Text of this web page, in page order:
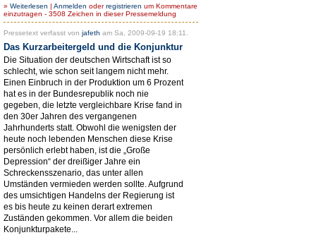
» Weiterlesen | Anmelden oderregistrieren um Kommentare
einzutragen - 3508 Zeichen in dieser Pressemeldung
Pressetext verfasst von jafeth am Sa, 2009-09-19 18:11.
Das Kurzarbeitergeld und die Konjunktur
Die Situation der deutschen Wirtschaft ist so
schlecht, wie schon seit langem nicht mehr.
Einen Einbruch in der Produktion um 6 Prozent
hat es in der Bundesrepublik noch nie
gegeben, die letzte vergleichbare Krise fand in
den 30er Jahren des vergangenen
Jahrhunderts statt. Obwohl die wenigsten der
heute noch lebenden Menschen diese Krise
persönlich erlebt haben, ist die „Große
Depression“ der dreißiger Jahre ein
Schreckensszenario, das unter allen
Umständen vermieden werden sollte. Aufgrund
des umsichtigen Handelns der Regierung ist
es bis heute zu keinen derart extremen
Zuständen gekommen. Vor allem die beiden
Konjunkturpakete...